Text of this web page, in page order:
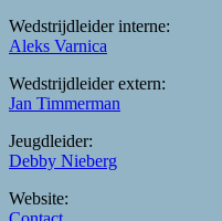
Wedstrijdleider interne:
Aleks Varnica
Wedstrijdleider extern:
Jan Timmerman
Jeugdleider:
Debby Nieberg
Website: